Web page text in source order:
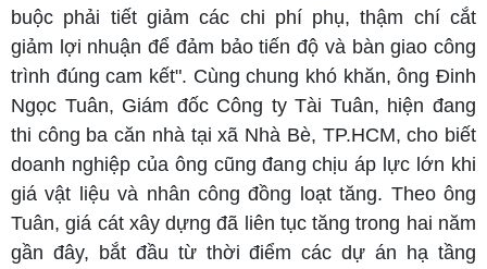
buộc phải tiết giảm các chi phí phụ, thậm chí cắt
giảm lợi nhuận để đảm bảo tiến độ và bàn giao công
trình đúng cam kết". Cùng chung khó khăn, ông Đinh
Ngọc Tuân, Giám đốc Công ty Tài Tuân, hiện đang
thi công ba căn nhà tại xã Nhà Bè, TP.HCM, cho biết
doanh nghiệp của ông cũng đang chịu áp lực lớn khi
giá vật liệu và nhân công đồng loạt tăng. Theo ông
Tuân, giá cát xây dựng đã liên tục tăng trong hai năm
gần đây, bắt đầu từ thời điểm các dự án hạ tầng